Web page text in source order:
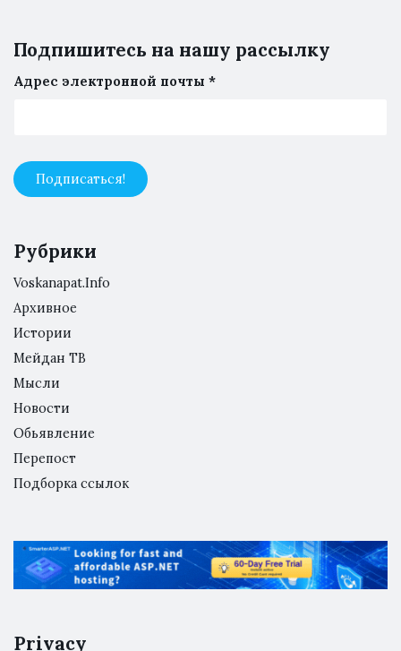
Подпишитесь на нашу рассылку
Адрес электронной почты *
Рубрики
Voskanapat.Info
Архивное
Истории
Мейдан ТВ
Мысли
Новости
Обьявление
Перепост
Подборка ссылок
Privacy